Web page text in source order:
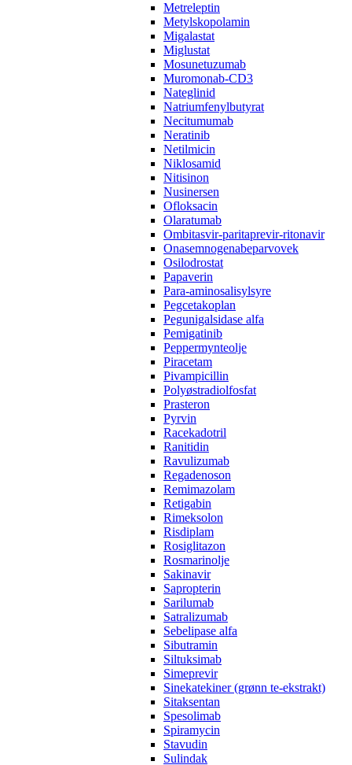
Metreleptin
Metylskopolamin
Migalastat
Miglustat
Mosunetuzumab
Muromonab-CD3
Nateglinid
Natriumfenylbutyrat
Necitumumab
Neratinib
Netilmicin
Niklosamid
Nitisinon
Nusinersen
Ofloksacin
Olaratumab
Ombitasvir-paritaprevir-ritonavir
Onasemnogenabeparvovek
Osilodrostat
Papaverin
Para-aminosalisylsyre
Pegcetakoplan
Pegunigalsidase alfa
Pemigatinib
Peppermynteolje
Piracetam
Pivampicillin
Polyøstradiolfosfat
Prasteron
Pyrvin
Racekadotril
Ranitidin
Ravulizumab
Regadenoson
Remimazolam
Retigabin
Rimeksolon
Risdiplam
Rosiglitazon
Rosmarinolje
Sakinavir
Sapropterin
Sarilumab
Satralizumab
Sebelipase alfa
Sibutramin
Siltuksimab
Simeprevir
Sinekatekiner (grønn te-ekstrakt)
Sitaksentan
Spesolimab
Spiramycin
Stavudin
Sulindak